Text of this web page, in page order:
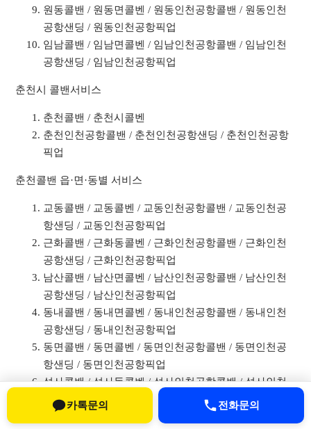
원동콜밴 / 원동면콜벤 / 원동인천공항콜밴 / 원동인천
공항샌딩 / 원동인천공항픽업
임남콜밴 / 임남면콜벤 / 임남인천공항콜밴 / 임남인천
공항샌딩 / 임남인천공항픽업
춘천시 콜밴서비스
춘천콜밴 / 춘천시콜벤
춘천인천공항콜밴 / 춘천인천공항샌딩 / 춘천인천공항
픽업
춘천콜밴 읍·면·동별 서비스
교동콜밴 / 교동콜벤 / 교동인천공항콜밴 / 교동인천공
항샌딩 / 교동인천공항픽업
근화콜밴 / 근화동콜벤 / 근화인천공항콜밴 / 근화인천
공항샌딩 / 근화인천공항픽업
남산콜밴 / 남산면콜벤 / 남산인천공항콜밴 / 남산인천
공항샌딩 / 남산인천공항픽업
동내콜밴 / 동내면콜벤 / 동내인천공항콜밴 / 동내인천
공항샌딩 / 동내인천공항픽업
동면콜밴 / 동면콜벤 / 동면인천공항콜밴 / 동면인천공
항샌딩 / 동면인천공항픽업
석사콜밴 / 석사동콜벤 / 석사인천공항콜밴 / 석사인천
공항샌딩 / 석사인천공항픽업
소양콜밴 / 소양동콜벤 / 소양인천공항콜밴 / 소양인천
카톡문의 전화문의